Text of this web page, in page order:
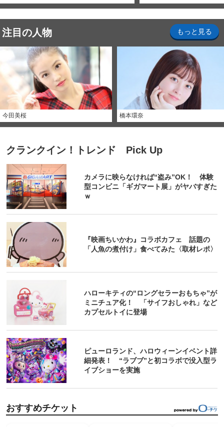
注目の人物 もっと見る
今田美桜 橋本環奈
クランクイン！トレンド Pick Up
カメラに映らなければ“盗み”OK！ 体験
型コンビニ「ギガマート展」がヤバすぎた
ｗ
『映画ちいかわ』コラボカフェ 話題の
「人魚の煮付け」食べてみた〈取材レポ〉
ハローキティの“ロングセラーおもちゃ”が
ミニチュア化！ 「サイフおしゃれ」など
カプセルトイに登場
ピューロランド、ハロウィーンイベント詳
細発表！ “ラブブ”と初コラボで没入型ラ
イブショーを実施
おすすめチケット